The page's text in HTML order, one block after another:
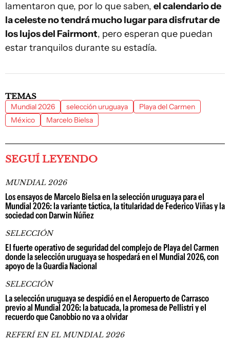
lamentaron que, por lo que saben, el calendario de
la celeste no tendrá mucho lugar para disfrutar de
los lujos del Fairmont, pero esperan que puedan
estar tranquilos durante su estadía.
TEMAS
Mundial 2026 selección uruguaya
Playa del Carmen
México
Marcelo Bielsa
SEGUÍ LEYENDO
MUNDIAL 2026
Los ensayos de Marcelo Bielsa en la selección uruguaya para el
Mundial 2026: la variante táctica, la titularidad de Federico Viñas y la
sociedad con Darwin Núñez
SELECCIÓN
El fuerte operativo de seguridad del complejo de Playa del Carmen
donde la selección uruguaya se hospedará en el Mundial 2026, con
apoyo de la Guardia Nacional
SELECCIÓN
La selección uruguaya se despidió en el Aeropuerto de Carrasco
previo al Mundial 2026: la batucada, la promesa de Pellistri y el
recuerdo que Canobbio no va a olvidar
REFERÍ EN EL MUNDIAL 2026